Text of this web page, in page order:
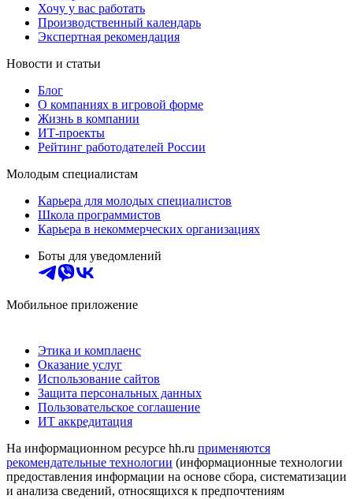
Хочу у вас работать
Производственный календарь
Экспертная рекомендация
Новости и статьи
Блог
О компаниях в игровой форме
Жизнь в компании
ИТ-проекты
Рейтинг работодателей России
Молодым специалистам
Карьера для молодых специалистов
Школа программистов
Карьера в некоммерческих организациях
Боты для уведомлений
Мобильное приложение
Этика и комплаенс
Оказание услуг
Использование сайтов
Защита персональных данных
Пользовательское соглашение
ИТ аккредитация
На информационном ресурсе hh.ru применяются
рекомендательные технологии (информационные технологии
предоставления информации на основе сбора, систематизации
и анализа сведений, относящихся к предпочтениям